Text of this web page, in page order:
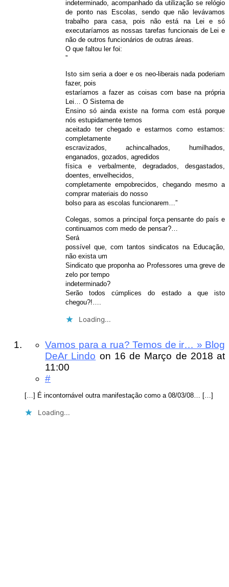
indeterminado, acompanhado da utilização se relógio
de ponto nas Escolas, sendo que não levávamos
trabalho para casa, pois não está na Lei e só
executaríamos as nossas tarefas funcionais de Lei e
não de outros funcionários de outras áreas.
O que faltou ler foi:
”
Isto sim seria a doer e os neo-liberais nada poderiam
fazer, pois
estaríamos a fazer as coisas com base na própria
Lei… O Sistema de
Ensino só ainda existe na forma com está porque
nós estupidamente temos
aceitado ter chegado e estarmos como estamos:
completamente
escravizados, achincalhados, humilhados,
enganados, gozados, agredidos
física e verbalmente, degradados, desgastados,
doentes, envelhecidos,
completamente empobrecidos, chegando mesmo a
comprar materiais do nosso
bolso para as escolas funcionarem…”
Colegas, somos a principal força pensante do país e
continuamos com medo de pensar?…
Será
possível que, com tantos sindicatos na Educação,
não exista um
Sindicato que proponha ao Professores uma greve de
zelo por tempo
indeterminado?
Serão todos cúmplices do estado a que isto
chegou?!….
Loading...
Vamos para a rua? Temos de ir… » Blog
DeAr Lindo on 16 de Março de 2018 at
11:00
#
[…] É incontornável outra manifestação como a 08/03/08… […]
Loading...